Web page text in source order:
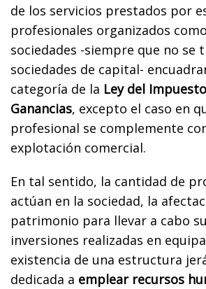
de los servicios prestados por
profesionales organizados
sociedades -siempre que no se
sociedades de capital-
categoría de la Ley del
Ganancias, excepto el caso en
profesional se complemente
explotación comercial.
En tal sentido, la cantidad de
actúan en la sociedad, la
patrimonio para llevar a cabo
inversiones realizadas en
existencia de una estructura
dedicada a emplear recursos